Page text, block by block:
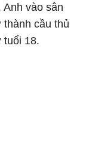
Anh vào sân
cầu thủ
tuổi 18.